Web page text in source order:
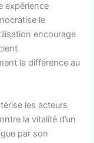
expérience
le
encourage
la différence au
les acteurs
la vitalité d’un
par son